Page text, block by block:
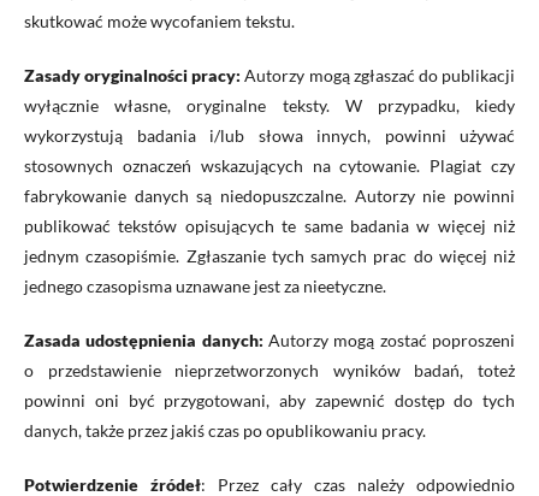
skutkować może wycofaniem tekstu.
Zasady oryginalności pracy: Autorzy mogą zgłaszać do publikacji
wyłącznie własne, oryginalne teksty. W przypadku, kiedy
wykorzystują badania i/lub słowa innych, powinni używać
stosownych oznaczeń wskazujących na cytowanie. Plagiat czy
fabrykowanie danych są niedopuszczalne. Autorzy nie powinni
publikować tekstów opisujących te same badania w więcej niż
jednym czasopiśmie. Zgłaszanie tych samych prac do więcej niż
jednego czasopisma uznawane jest za nieetyczne.
Zasada udostępnienia danych: Autorzy mogą zostać poproszeni
o przedstawienie nieprzetworzonych wyników badań, toteż
powinni oni być przygotowani, aby zapewnić dostęp do tych
danych, także przez jakiś czas po opublikowaniu pracy.
Potwierdzenie źródeł: Przez cały czas należy odpowiednio